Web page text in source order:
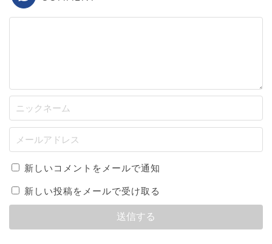
新しいコメントをメールで通知
新しい投稿をメールで受け取る